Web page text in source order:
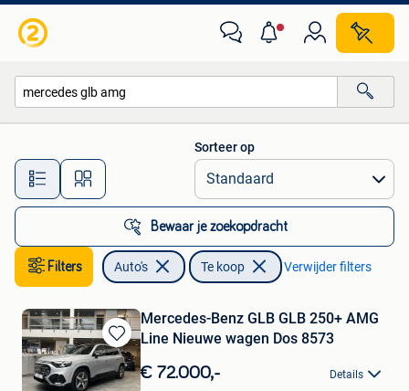
Alle afstanden…
Sorteer op
Bewaar je zoekopdracht
Filters Auto's Te koop Verwijder filters
Bewaren
in
Mijn
Mercedes-Benz GLB GLB 250+ AMG
Line Nieuwe wagen Dos 8573
€ 72.000,- Details